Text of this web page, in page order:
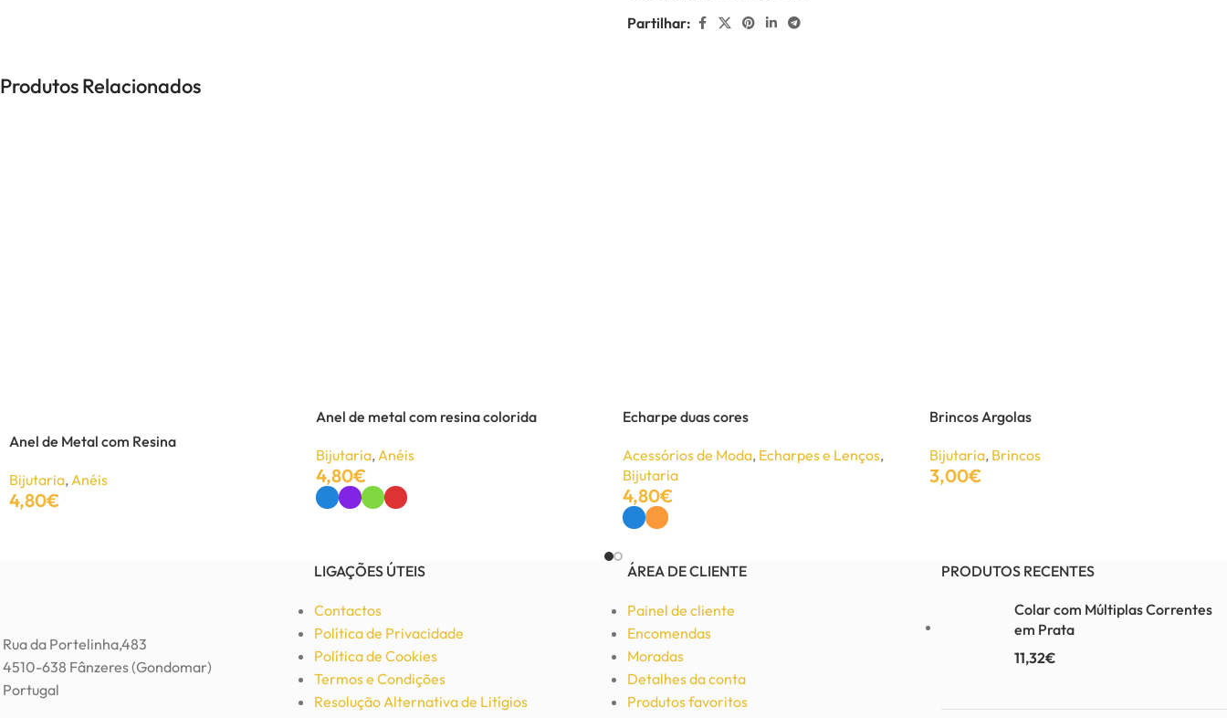
Partilhar:
Produtos Relacionados
Anel de Metal com Resina
Bijutaria,Anéis
4,80€
Anel de metal com resina colorida
Bijutaria,Anéis
4,80€
Echarpe duas cores
Acessórios de Moda, Echarpes e Lenços,
Bijutaria
4,80€
Brincos Argolas
Bijutaria, Brincos
3,00€
Rua da Portelinha,483
4510-638 Fânzeres (Gondomar)
Portugal
LIGAÇÕES ÚTEIS
Contactos
Política de Privacidade
Política de Cookies
Termos e Condições
Resolução Alternativa de Litígios
ÁREA DE CLIENTE
Painel de cliente
Encomendas
Moradas
Detalhes da conta
Produtos favoritos
PRODUTOS RECENTES
Colar com Múltiplas Correntes
em Prata
11,32€